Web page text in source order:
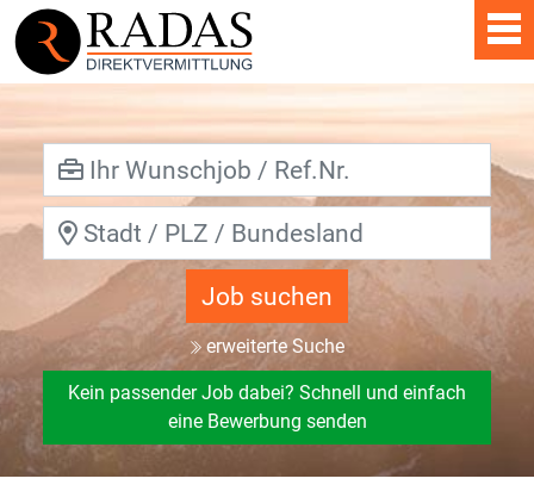
Job suchen
erweiterte Suche
Kein passender Job dabei? Schnell und einfach
eine Bewerbung senden